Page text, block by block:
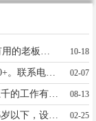
10-18
招聘垃圾车司机要求B2驾驶证，工资3500+。联系电话13731578979 02-07
本人男24周岁想在本地找个月薪不低于五千的工作有驾驶证驾龄五年开过4米2什么工作都行只要能挣钱都可以18831997557（微信同号） 08-13
唐邱包装厂招聘车间操作工，要求男，45岁以下，设备简单易操作，详情咨询：18631943338 02-25